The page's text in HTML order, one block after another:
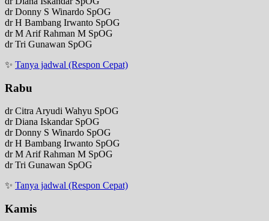
dr Donny S Winardo SpOG
dr H Bambang Irwanto SpOG
dr M Arif Rahman M SpOG
dr Tri Gunawan SpOG
✨ Tanya jadwal (Respon Cepat)
Rabu
dr Citra Aryudi Wahyu SpOG
dr Diana Iskandar SpOG
dr Donny S Winardo SpOG
dr H Bambang Irwanto SpOG
dr M Arif Rahman M SpOG
dr Tri Gunawan SpOG
✨ Tanya jadwal (Respon Cepat)
Kamis